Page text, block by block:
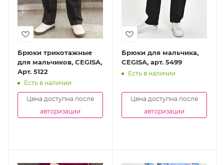
Брюки трикотажные
для мальчиков, CEGISA,
Арт. 5122
Есть в наличии
Цена доступна после
авторизации
Брюки для мальчика,
CEGISA, арт. 5499
Есть в наличии
Цена доступна после
авторизации